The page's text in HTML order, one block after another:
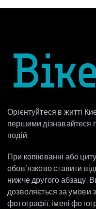
Орієнтуйтеся в житті
першими дізнавайтеся
подій.
При копіюванні або
обовʼязково ставити
нижче другого абзацу.
дозволяється за умови
фотографії, імені